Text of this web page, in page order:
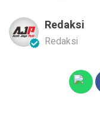
Redaksi
Redaksi